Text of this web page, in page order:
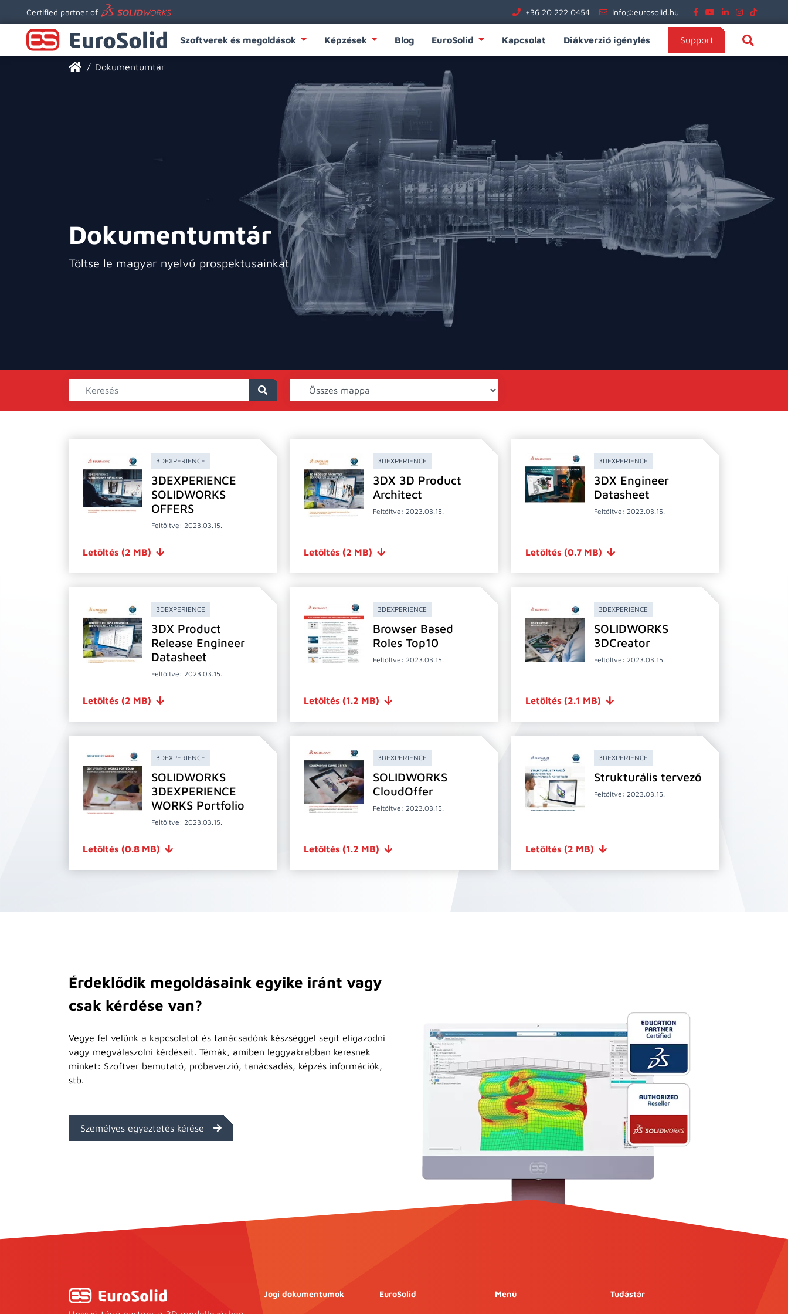
Certified partner of +36 20 222 0454 info@eurosolid.hu
Szoftverek és megoldások Képzések Blog EuroSolid Kapcsolat Diákverzió igénylés Support
Dokumentumtár
Dokumentumtár
Töltse le magyar nyelvű prospektusainkat
3DEXPERIENCE
3DEXPERIENCE
SOLIDWORKS
OFFERS
Feltöltve: 2023.03.15.
Letöltés (2 MB)
3DEXPERIENCE
3DX 3D Product
Architect
Feltöltve: 2023.03.15.
Letöltés (2 MB)
3DEXPERIENCE
3DX Engineer
Datasheet
Feltöltve: 2023.03.15.
Letöltés (0.7 MB)
3DEXPERIENCE
3DX Product
Release Engineer
Datasheet
Feltöltve: 2023.03.15.
Letöltés (2 MB)
3DEXPERIENCE
Browser Based
Roles Top10
Feltöltve: 2023.03.15.
Letöltés (1.2 MB)
3DEXPERIENCE
SOLIDWORKS
3DCreator
Feltöltve: 2023.03.15.
Letöltés (2.1 MB)
3DEXPERIENCE
SOLIDWORKS
3DEXPERIENCE
WORKS Portfolio
Feltöltve: 2023.03.15.
Letöltés (0.8 MB)
3DEXPERIENCE
SOLIDWORKS
CloudOffer
Feltöltve: 2023.03.15.
Letöltés (1.2 MB)
3DEXPERIENCE
Strukturális tervező
Feltöltve: 2023.03.15.
Letöltés (2 MB)
Érdeklődik megoldásaink egyike iránt vagy
csak kérdése van?
Vegye fel velünk a kapcsolatot és tanácsadónk készséggel segít eligazodni
vagy megválaszolni kérdéseit. Témák, amiben leggyakrabban keresnek
minket: Szoftver bemutató, próbaverzió, tanácsadás, képzés információk,
stb.
Személyes egyeztetés kérése
Jogi dokumentumok EuroSolid Menü Tudástár